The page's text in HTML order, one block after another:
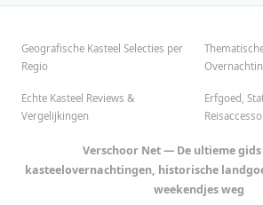
Geografische Kasteel Selecties per
Regio
Echte Kasteel Reviews &
Vergelijkingen
Erfgoed,
Verschoor Net — De ultieme
kasteelovernachtingen, historische
weekendjes weg